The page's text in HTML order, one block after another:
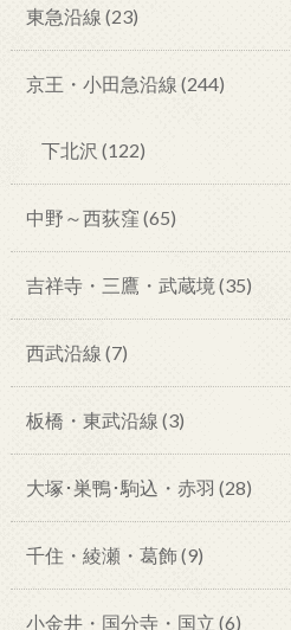
東急沿線 (23)
京王・小田急沿線 (244)
下北沢 (122)
中野～西荻窪 (65)
吉祥寺・三鷹・武蔵境 (35)
西武沿線 (7)
板橋・東武沿線 (3)
大塚･巣鴨･駒込・赤羽 (28)
千住・綾瀬・葛飾(9)
小金井・国分寺・国立 (6)